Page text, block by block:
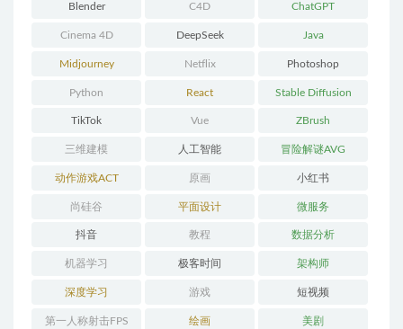
Blender C4D ChatGPT
Cinema 4D DeepSeek Java
Midjourney Netflix Photoshop
Python React Stable Diffusion
TikTok Vue ZBrush
三维建模 人工智能 冒险解谜AVG
动作游戏ACT 原画 小红书
尚硅谷 平面设计 微服务
抖音 教程 数据分析
机器学习 极客时间 架构师
深度学习 游戏 短视频
第一人称射击FPS 绘画 美剧